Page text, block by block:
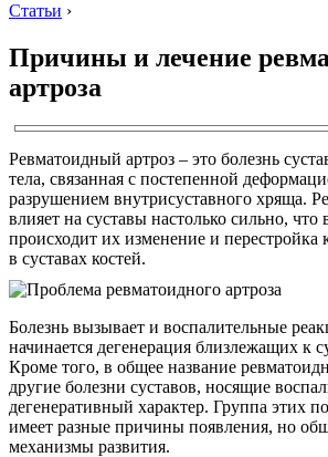
Статьи ›
Причины и лечение
артроза
Ревматоидный артроз – это болезнь
тела, связанная с постепенной
разрушением внутрисуставного хряща.
влияет на суставы настолько сильно,
происходит их изменение и перестройка
в суставах костей.
Болезнь вызывает и воспалительные
начинается дегенерация близлежащих к
Кроме того, в общее название
другие болезни суставов, носящие
дегенеративный характер. Группа этих
имеет разные причины появления, но
механизмы развития.